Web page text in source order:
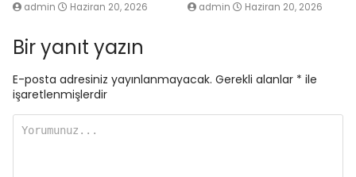
admin Haziran 20, 2026 admin Haziran 20, 2026
Bir yanıt yazın
E-posta adresiniz yayınlanmayacak. Gerekli alanlar * ile
işaretlenmişlerdir